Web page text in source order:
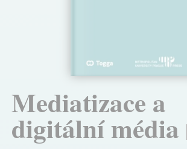
Mediatizace a
digitální média